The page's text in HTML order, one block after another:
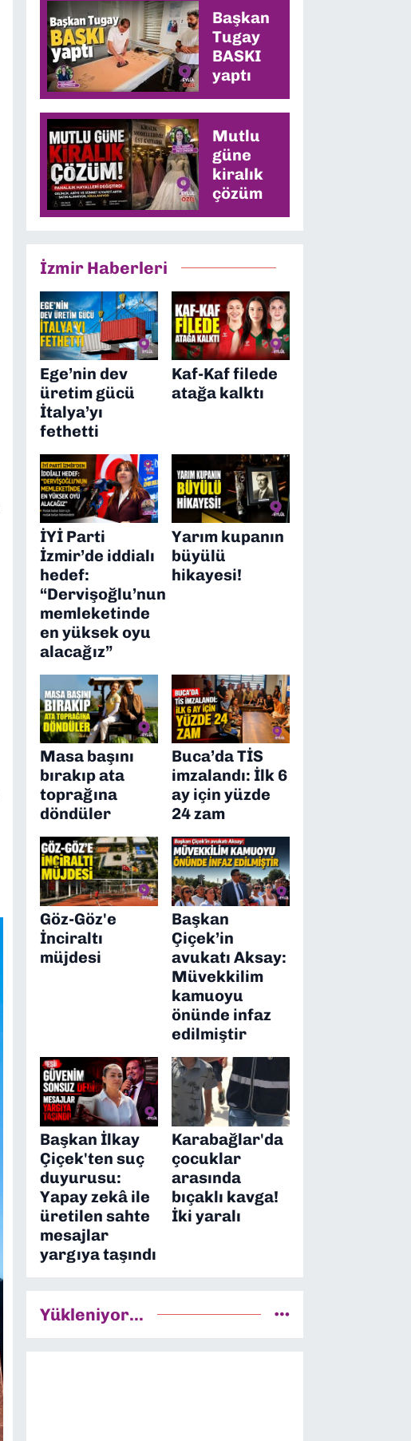
Başkan
Tugay
BASKI
yaptı
Mutlu
güne
kiralık
çözüm
İzmir Haberleri
Ege’nin dev
üretim gücü
İtalya’yı
fethetti
Kaf-Kaf filede
atağa kalktı
İYİ Parti
İzmir’de iddialı
hedef:
“Dervişoğlu’nun
memleketinde
en yüksek oyu
alacağız”
Yarım kupanın
büyülü
hikayesi!
Masa başını
bırakıp ata
toprağına
döndüler
Buca’da TİS
imzalandı: İlk 6
ay için yüzde
24 zam
Göz-Göz'e
İnciraltı
müjdesi
Başkan
Çiçek’in
avukatı Aksay:
Müvekkilim
kamuoyu
önünde infaz
edilmiştir
Başkan İlkay
Çiçek'ten suç
duyurusu:
Yapay zekâ ile
üretilen sahte
mesajlar
yargıya taşındı
Karabağlar'da
çocuklar
arasında
bıçaklı kavga!
İki yaralı
Yükleniyor...